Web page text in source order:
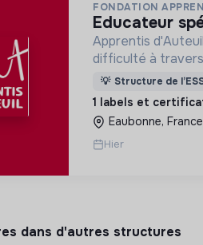
FONDATION
educateur
Apprentis
difficulté à
d’accueil,
d’insertion pour
des hommes et
💡 Structure de
1 labels et
Eaubonne, France
Hier
dans d'autres structures